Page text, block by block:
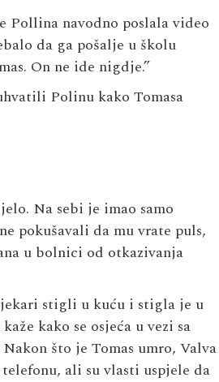
Pollina navodno poslala video
da ga pošalje u školu
On ne ide nigdje.”
Polinu kako Tomasa
Na sebi je imao samo
pokušavali da mu vrate puls,
u bolnici od otkazivanja
stigli u kuću i stigla je u
kako se osjeća u vezi sa
što je Tomas umro, Valva
ali su vlasti uspjele da